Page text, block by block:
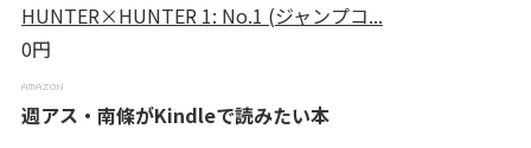
HUNTER×HUNTER 1: No.1 (ジャンプコ...
0円
週アス・南條がKindleで読みたい本